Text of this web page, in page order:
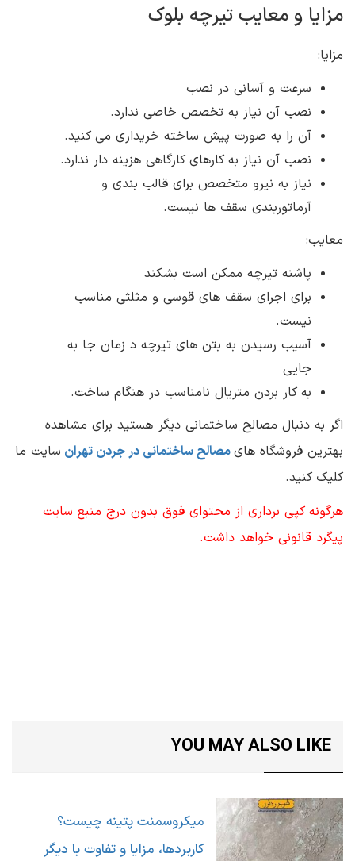
مزایا و معایب تیرچه بلوک
مزایا:
سرعت و آسانی در نصب
نصب آن نیاز به تخصص خاصی ندارد.
آن را به صورت پیش ساخته خریداری می کنید.
نصب آن نیاز به کارهای کارگاهی هزینه دار ندارد.
نیاز به نیرو متخصص برای قالب بندی و
آرماتوربندی سقف ها نیست.
معایب:
پاشنه تیرچه ممکن است بشکند
برای اجرای سقف های قوسی و مثلثی مناسب
نیست.
آسیب رسیدن به بتن های تیرچه د زمان جا به
جایی
به کار بردن متریال نامناسب در هنگام ساخت.
اگر به دنبال مصالح ساختمانی دیگر هستید برای مشاهده
بهترین فروشگاه هایمصالح ساختمانی در جردن تهران سایت ما
کلیک کنید.
هرگونه کپی برداری از محتوای فوق بدون درج منبع سایت
پیگرد قانونی خواهد داشت.
YOU MAY ALSO LIKE
میکروسمنت پتینه چیست؟
کاربردها، مزایا و تفاوت با دیگر